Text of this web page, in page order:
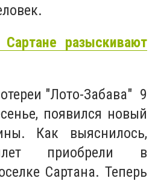
разыскивают
"Лото-Забава" 9
появился новый
Как выяснилось,
приобрели в
Сартана. Теперь